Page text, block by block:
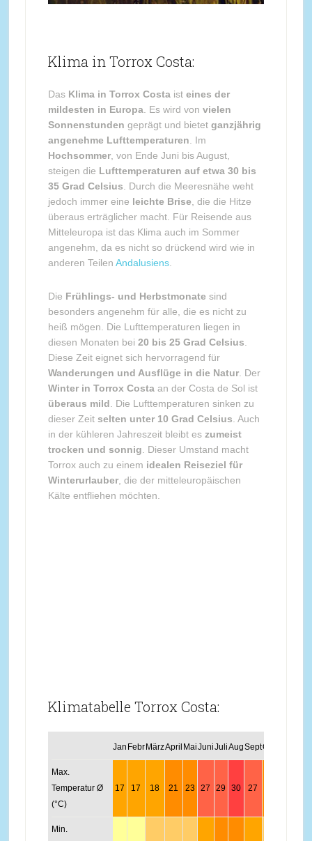
Klima in Torrox Costa:
Das Klima in Torrox Costaist eines der
mildesten in Europa. Es wird von vielen
Sonnenstunden geprägt und bietet ganzjährig
angenehme Lufttemperaturen . Im
Hochsommer, von Ende Juni bis August,
steigen die Lufttemperaturen auf etwa 30 bis
35 Grad Celsius . Durch die Meeresnähe weht
jedoch immer eine leichte Brise , die die Hitze
überaus erträglicher macht. Für Reisende aus
Mitteleuropa ist das Klima auch im Sommer
angenehm, da es nicht so drückend wird wie in
anderen Teilen Andalusiens.
Die Frühlings- und Herbstmonate sind
besonders angenehm für alle, die es nicht zu
heiß mögen. Die Lufttemperaturen liegen in
diesen Monaten bei 20 bis 25 Grad Celsius
Diese Zeit eignet sich hervorragend für
Wanderungen und Ausflüge in die Natur. Der
Winter in Torrox Costaan der Costa de Sol ist
überaus mild . Die Lufttemperaturen sinken zu
dieser Zeit selten unter 10 Grad Celsius . Auch
in der kühleren Jahreszeit bleibt es zumeist
trocken und sonnig . Dieser Umstand macht
Torrox auch zu einem idealen Reiseziel für
Winterurlauber, die der mitteleuropäischen
Kälte entfliehen möchten.
Klimatabelle Torrox Costa:
Jan FebrMärzApril MaiJuniJuliAugSeptOkt
Max.
Temperatur Ø
(°C)
17 17 18 21 23 27 29 30 27
Min.